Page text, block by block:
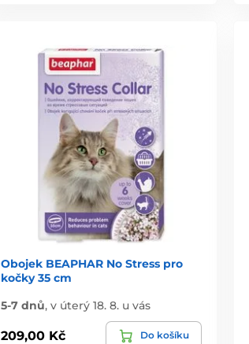
Obojek BEAPHAR No Stress pro
kočky 35 cm
5-7 dnů, v úterý 18. 8. u vás
209,00 Kč Do košíku